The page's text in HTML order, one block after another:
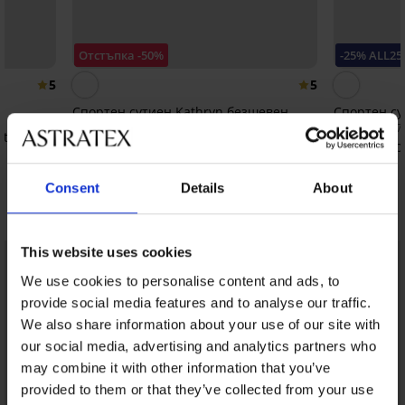
Consent Details About
This website uses cookies
We use cookies to personalise content and ads, to
provide social media features and to analyse our traffic.
We also share information about your use of our site with
our social media, advertising and analytics partners who
may combine it with other information that you’ve
provided to them or that they’ve collected from your use
5
Отстъпка -50%
5
Спортен сутиен Kathryn безшевен
12,49 €(24,43 лв.)
-25% ALL25
Спортен
27,99 €
20,99 €
Открийте подобни артикули